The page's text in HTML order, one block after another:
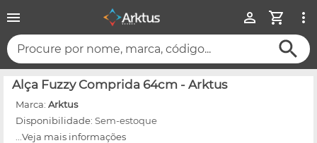
Procure por nome, marca, código...
Alça Fuzzy Comprida 64cm - Arktus
Marca: Arktus
Disponibilidade: Sem-estoque
...Veja mais informações